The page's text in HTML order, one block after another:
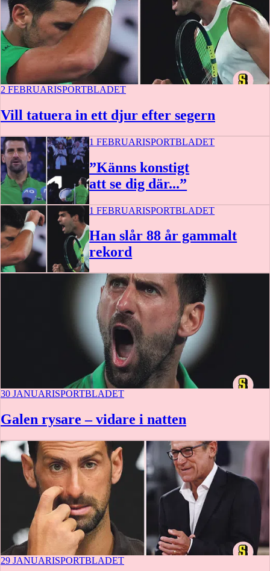
2 FEBRUARISPORTBLADET
Vill tatuera in ett djur efter segern
1 FEBRUARISPORTBLADET
”Känns konstigt
att se dig där...”
1 FEBRUARISPORTBLADET
Han slår 88 år gammalt
rekord
30 JANUARISPORTBLADET
Galen rysare – vidare i natten
29 JANUARISPORTBLADET